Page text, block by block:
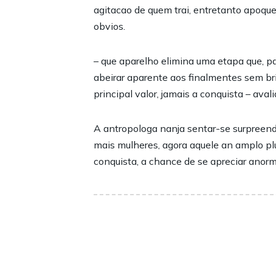
agitacao de quem trai, entretanto
obvios.
– que aparelho elimina uma etapa que,
abeirar aparente aos finalmentes sem
principal valor, jamais a conquista –
A antropologa nanja sentar-se
mais mulheres, agora aquele an amplo
conquista, a chance de se apreciar